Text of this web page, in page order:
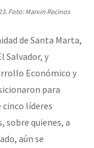
de Jesús
Estado Espanhol
lutas pela
Foto: Marvin Recinos
de Santa Marta,
Salvador, y
Económico y
para
líderes
sobre quienes, a
aún se